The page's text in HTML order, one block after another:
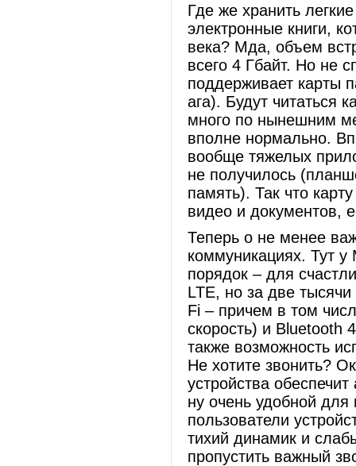
Где же хранить
электронные книги,
века? Мда, объем
всего 4 Гбайт. Но не
поддерживает карты
ага). Будут читаться
много по нынешним
вполне нормально.
вообще тяжелых
не получилось
память). Так что
видео и документов,
Теперь о не менее
коммуникациях. Тут у
порядок – для
LTE, но за две
Fi – причем в том
скорость) и Bluetooth
также возможность
Не хотите звонить?
устройства
ну очень удобной
пользователи
тихий динамик и
пропустить важный